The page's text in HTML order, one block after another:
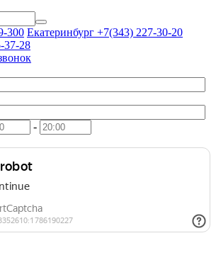
300 Екатеринбург +7(343) 227-30-20
37-28
-